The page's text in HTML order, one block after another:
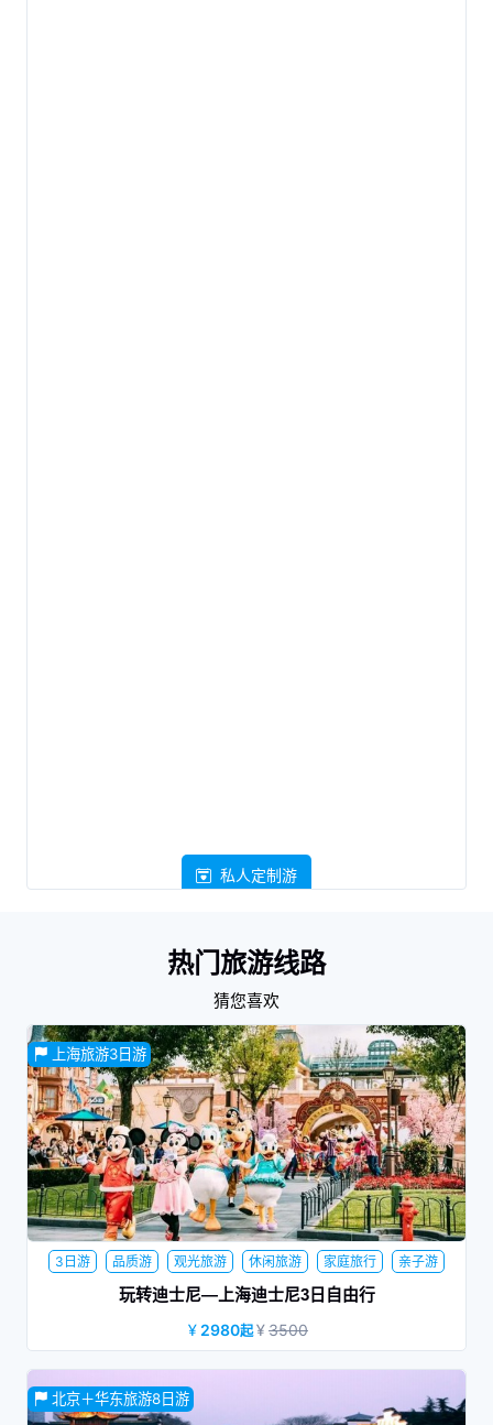
私人定制游
热门旅游线路
猜您喜欢
上海旅游3日游
欢迎来到一个前所未见的神奇世界 ，在此点亮您的心中奇梦。
这就是上海迪士尼乐园 ，无论老幼 ， 都可以在此感受充满创
3日游 品质游 观光旅游 休闲旅游 家庭旅行 亲子游
玩转迪士尼—上海迪士尼3日自由行
2980起 3500
北京＋华东旅游8日游